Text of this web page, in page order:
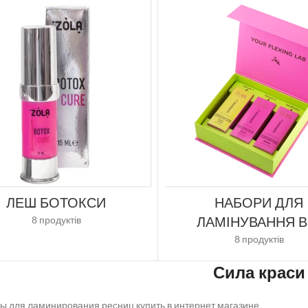
ЛЕШ БОТОКСИ
8 продуктів
НАБОРИ ДЛЯ
ЛАМІНУВАННЯ
8 продуктів
Сила краси
для ламинирования ресниц купить в интернет магазине